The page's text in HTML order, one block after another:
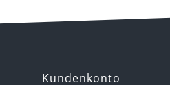
Kundenkonto